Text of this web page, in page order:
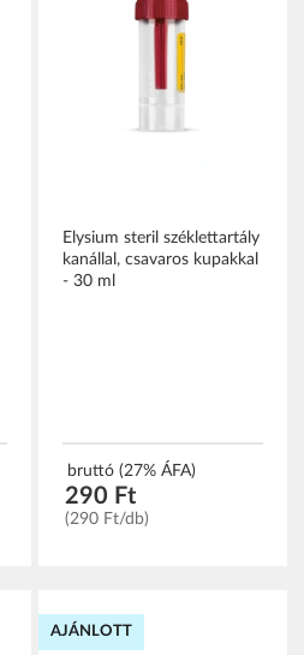
Elysium steril széklettartály
kanállal, csavaros kupakkal
- 30 ml
bruttó (27% ÁFA)
290 Ft
(290 Ft/db)
AJÁNLOTT